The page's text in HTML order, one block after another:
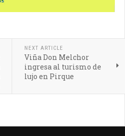
NEXT ARTICLE
Viña Don Melchor
ingresa al turismo de
lujo en Pirque